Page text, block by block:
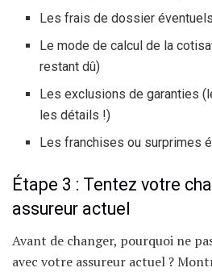
Les frais de dossier éventuels
Le mode de calcul de la
restant dû)
Les exclusions de garanties
les détails !)
Les franchises ou surprimes
Étape 3 : Tentez votre
assureur actuel
Avant de changer, pourquoi ne
avec votre assureur actuel ?